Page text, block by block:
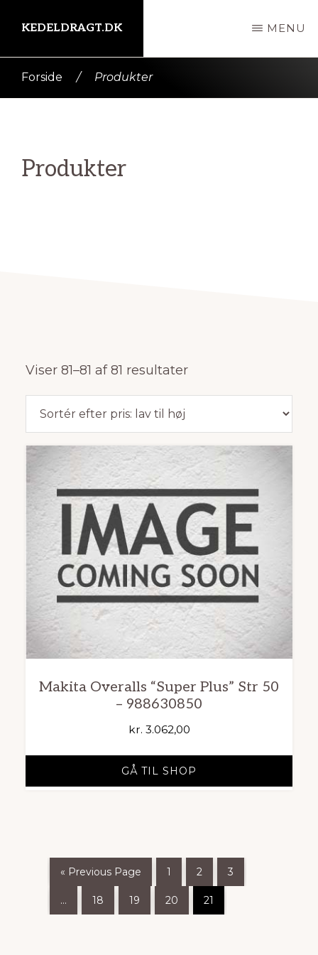
indhold
KEDELDRAGT.DK MENU
Forside / Produkter
Produkter
Viser 81–81 af 81 resultaterSorteret
efter
til
høj
Makita Overalls “Super Plus” Str 50
– 988630850
kr. 3.062,00
GÅ TIL SHOP
« Previous Page 1 2 3
… 18 19 20 21